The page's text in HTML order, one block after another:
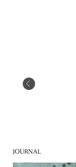
JOURNAL